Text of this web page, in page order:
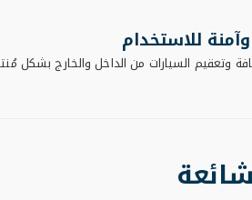
للاستخدام
وتعقيم السيارات من الداخل والخارج بشكل